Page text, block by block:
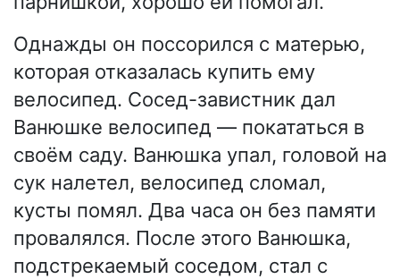
Однажды он поссорился с матерью,
которая отказалась купить ему
велосипед. Сосед-завистник дал
Ванюшке велосипед — покататься в
своём саду. Ванюшка упал, головой на
сук налетел, велосипед сломал,
кусты помял. Два часа он без памяти
провалялся. После этого Ванюшка,
подстрекаемый соседом, стал с